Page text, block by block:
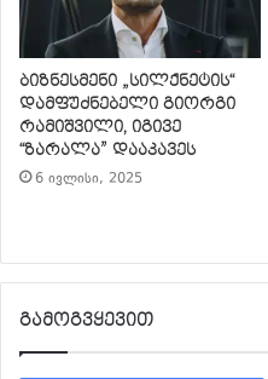
ბიზნესმენი „სილქნეტის“
დამფუძნებელი გიორგი
რამიშვილი, იგივე
“ზარალა” დააკავეს
6 ივლისი, 2025
გამოგვყევით